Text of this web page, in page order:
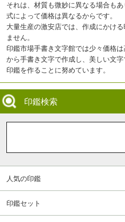
それは、材質も微妙に異なる場合も
式によって価格は異なるからです。
大量生産の激安店では、作成にかけ
ません。
印鑑市場手書き文字館では少々価格
から手書き文字で作成し、美しい文
印鑑を作ることに努めています。
印鑑検索
人気の印鑑
印鑑セット